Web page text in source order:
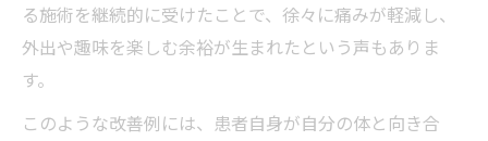
る施術を継続的に受けたことで、徐々に痛みが軽減し、
外出や趣味を楽しむ余裕が生まれたという声もありま
す。
このような改善例には、患者自身が自分の体と向き合